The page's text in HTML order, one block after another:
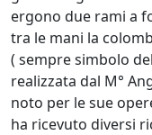
ergono due rami a
tra le mani la
( sempre simbolo
realizzata dal M°
noto per le sue
ha ricevuto diversi